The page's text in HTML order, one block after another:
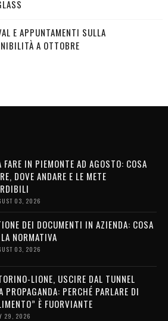
E APPUNTAMENTI SULLA
A OTTOBRE
FARE IN PIEMONTE AD AGOSTO: COSA
DOVE ANDARE E LE METE
03, 2026
DEI DOCUMENTI IN AZIENDA: COSA
NORMATIVA
03, 2026
LIONE, USCIRE DAL TUNNEL
PROPAGANDA: PERCHÉ PARLARE DI
È FUORVIANTE
29, 2026